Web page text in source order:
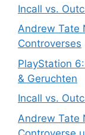
Incall vs.
Andrew Tate
Controverses
PlayStation
& Geruchten
Incall vs.
Andrew Tate